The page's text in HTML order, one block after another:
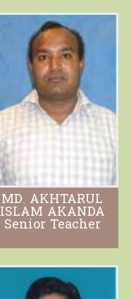
MD. AKHTARUL
ISLAM AKANDA
Senior Teacher